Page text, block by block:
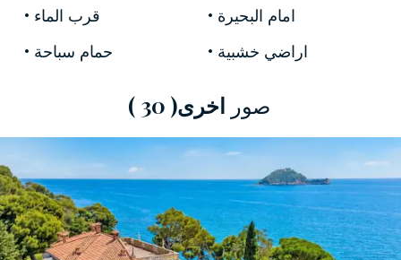
تتميز الفيلا بتصميم مزدوج يكشف عن تعقيدها
المعماري: ففي الخلف، يؤدي رواق مزين ببلاط
المايوليكا والمنحوتات إلى الداخل بأجواء من الأناقة
البسيطة؛ أما من جهة البحر،فتُفتح شرفة فخمة على
الطراز الكلاسيكي الجديد على أفق الخليج، موفرةً
إطلالات خلابة على جزيرة غالينارا. وعلى السطح، تتوج
الفيلاشرفة بانورامية
واسعة، تُقدم واحدة من أكثر
الإطلالات تميزًا على الريفييرا. ويُظهر الطراز المعماري
القوطي الجديد بلمسات من فن الآرت نوفو تماسكًا
قرب الماء
امام البحيرة
حمام سباحة
اراضي خشبية
صور اخرى( 30 )